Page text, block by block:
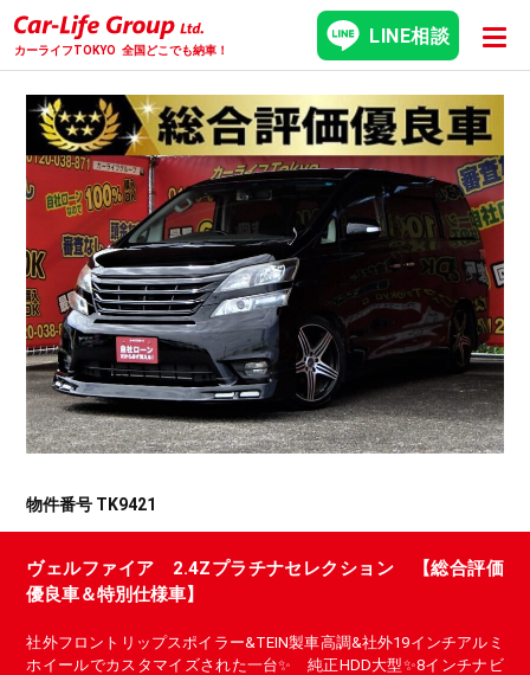
カーライフTOKYO 全国どこでも納車！
LINE相談
物件番号 TK9421
ヴェルファイア 2.4Zプラチナセレクション 【総合評価
優良車＆特別仕様車】
社外フロントリップスポイラー&TEIN製車高調&社外19インチアルミ
ホイールでカスタマイズされた一台✨ 純正HDD大型✨8インチナビ